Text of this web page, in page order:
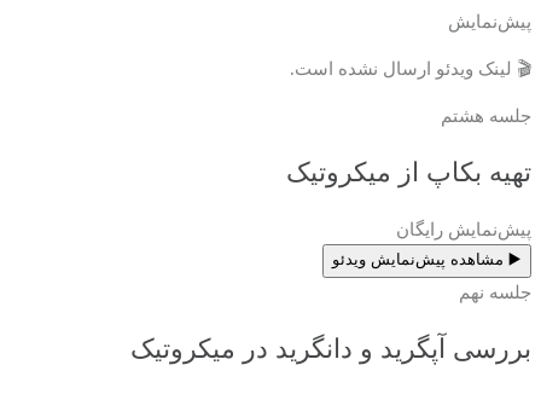
پیش‌نمایش
🎬 لینک ویدئو ارسال نشده است.
جلسه هشتم
تهیه بکاپ از میکروتیک
پیش‌نمایش رایگان
▶️ مشاهده پیش‌نمایش ویدئو
جلسه نهم
بررسی آپگرید و دانگرید در میکروتیک